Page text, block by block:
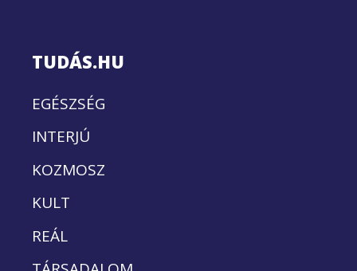
TUDÁS.HU
EGÉSZSÉG
INTERJÚ
KOZMOSZ
KULT
REÁL